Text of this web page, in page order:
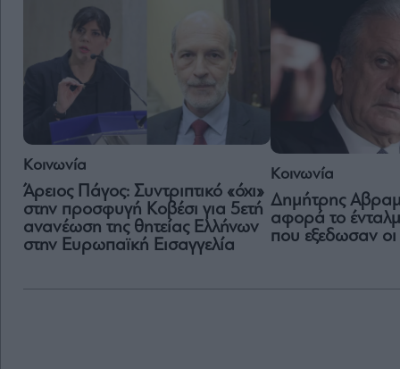
Κοινωνία
Άρειος Πάγος: Συντριπτικό «όχι»
στην προσφυγή Κοβέσι για 5ετή
ανανέωση της θητείας Ελλήνων
στην Ευρωπαϊκή Εισαγγελία
Κοινωνία
Δημήτρης
αφορά το
που εξεδωσαν οι